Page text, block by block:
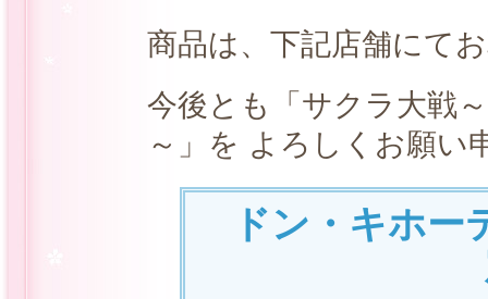
商品は、下記店舗にて
今後とも「サクラ大戦
～」を よろしくお願い
ドン・キホ